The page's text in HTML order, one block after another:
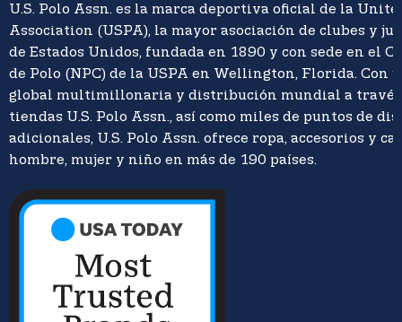
U.S. Polo Assn. es la marca deportiva oficial de la
Association (USPA), la mayor asociación de clubes y
de Estados Unidos, fundada en 1890 y con sede en el
de Polo (NPC) de la USPA en Wellington, Florida. Con
global multimillonaria y distribución mundial a través
tiendas U.S. Polo Assn., así como miles de puntos de
adicionales, U.S. Polo Assn. ofrece ropa, accesorios y
hombre, mujer y niño en más de 190 países.